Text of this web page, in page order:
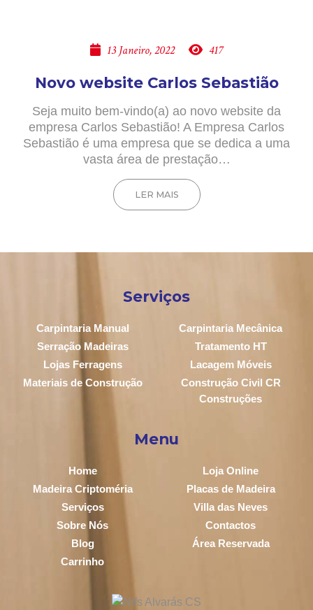
13 Janeiro, 2022 417
Novo website Carlos Sebastião
Seja muito bem-vindo(a) ao novo website da
empresa Carlos Sebastião! A Empresa Carlos
Sebastião é uma empresa que se dedica a uma
vasta área de prestação…
LER MAIS
Serviços
Carpintaria Manual
Carpintaria Mecânica
Serração Madeiras
Tratamento HT
Lojas Ferragens
Lacagem Móveis
Materiais de Construção
Construção Civil CR
Construções
Menu
Home
Loja Online
Madeira Criptoméria
Placas de Madeira
Serviços
Villa das Neves
Sobre Nós
Contactos
Blog
Área Reservada
Carrinho